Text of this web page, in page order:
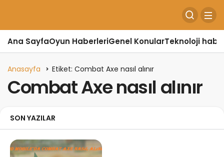
Ana SayfaOyun HaberleriGenel KonularTeknoloji
Anasayfa Etiket: Combat Axe nasıl alınır
Combat Axe nasıl alınır
SON YAZILAR